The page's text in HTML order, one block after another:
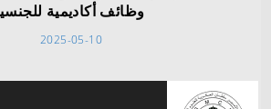
وظائف أكاديمية
2025-05-10